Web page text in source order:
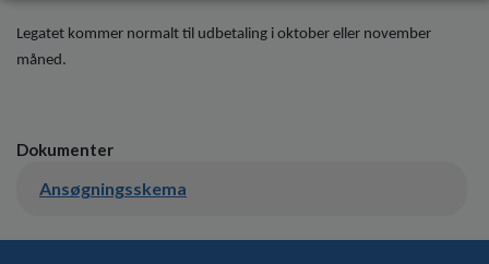
Legatet kommer normalt til udbetaling i oktober eller november
måned.
Dokumenter
Ansøgningsskema